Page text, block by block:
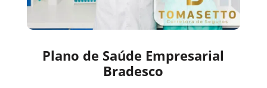
Plano de Saúde Empresarial
Bradesco